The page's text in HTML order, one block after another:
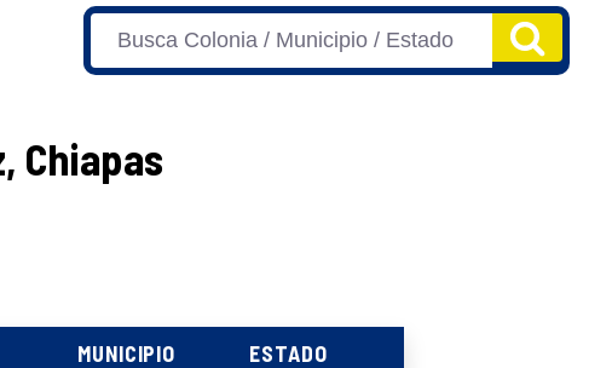
Chiapas
MUNICIPIO ESTADO